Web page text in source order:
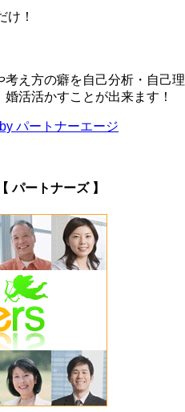
け！
え方の癖を自己分析・自己理
活活かすことが出来ます！
パートナーエージ
パートナーズ 】